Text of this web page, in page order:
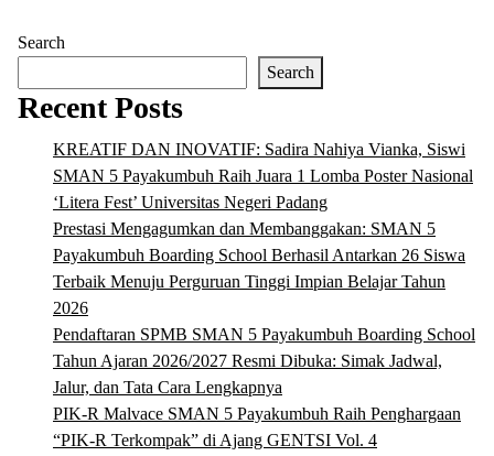
Search
Search
Recent Posts
KREATIF DAN INOVATIF: Sadira Nahiya Vianka, Siswi
SMAN 5 Payakumbuh Raih Juara 1 Lomba Poster Nasional
‘Litera Fest’ Universitas Negeri Padang
Prestasi Mengagumkan dan Membanggakan: SMAN 5
Payakumbuh Boarding School Berhasil Antarkan 26 Siswa
Terbaik Menuju Perguruan Tinggi Impian Belajar Tahun
2026
Pendaftaran SPMB SMAN 5 Payakumbuh Boarding School
Tahun Ajaran 2026/2027 Resmi Dibuka: Simak Jadwal,
Jalur, dan Tata Cara Lengkapnya
PIK-R Malvace SMAN 5 Payakumbuh Raih Penghargaan
“PIK-R Terkompak” di Ajang GENTSI Vol. 4